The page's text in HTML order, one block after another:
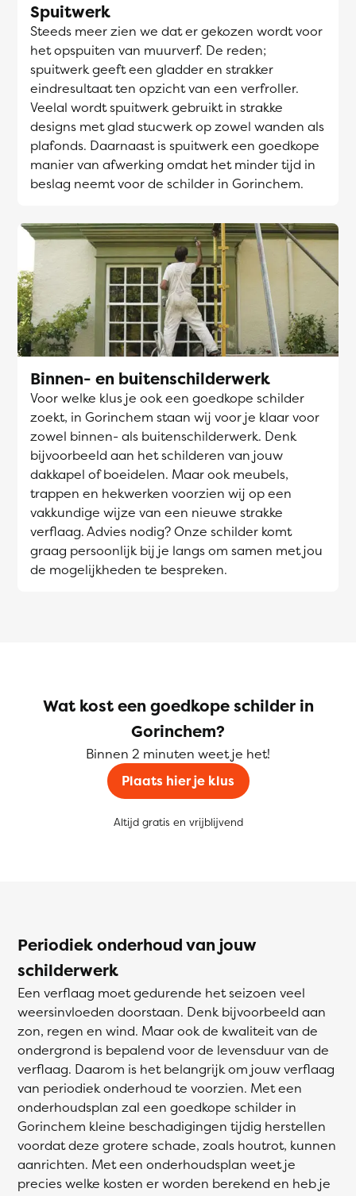
Spuitwerk
Steeds meer zien we dat er gekozen wordt voor
het opspuiten van muurverf. De reden;
spuitwerk geeft een gladder en strakker
eindresultaat ten opzicht van een verfroller.
Veelal wordt spuitwerk gebruikt in strakke
designs met glad stucwerk op zowel wanden als
plafonds. Daarnaast is spuitwerk een goedkope
manier van afwerking omdat het minder tijd in
beslag neemt voor de schilder in Gorinchem.
Binnen- en buitenschilderwerk
Voor welke klus je ook een goedkope schilder
zoekt, in Gorinchem staan wij voor je klaar voor
zowel binnen- als buitenschilderwerk. Denk
bijvoorbeeld aan het schilderen van jouw
dakkapel of boeidelen. Maar ook meubels,
trappen en hekwerken voorzien wij op een
vakkundige wijze van een nieuwe strakke
verflaag. Advies nodig? Onze schilder komt
graag persoonlijk bij je langs om samen met jou
de mogelijkheden te bespreken.
Wat kost een goedkope schilder in
Gorinchem?
Binnen 2 minuten weet je het!
Plaats hier je klus
Altijd gratis en vrijblijvend
Periodiek onderhoud van jouw
schilderwerk
Een verflaag moet gedurende het seizoen veel
weersinvloeden doorstaan. Denk bijvoorbeeld aan
zon, regen en wind. Maar ook de kwaliteit van de
ondergrond is bepalend voor de levensduur van de
verflaag. Daarom is het belangrijk om jouw verflaag
van periodiek onderhoud te voorzien. Met een
onderhoudsplan zal een goedkope schilder in
Gorinchem kleine beschadigingen tijdig herstellen
voordat deze grotere schade, zoals houtrot, kunnen
aanrichten. Met een onderhoudsplan weet je
precies welke kosten er worden berekend en heb je